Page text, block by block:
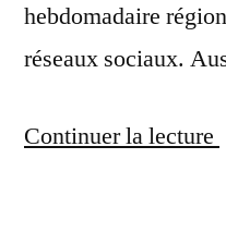
hebdomadaire
réseaux sociaux.
Continuer la lecture